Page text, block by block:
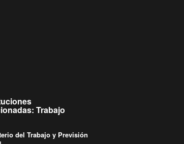
Trabajo
del Trabajo y Previsión